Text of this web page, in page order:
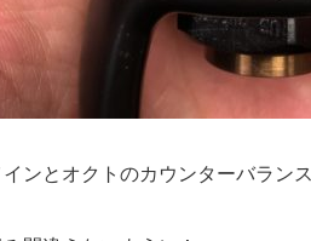
インとオクトのカウンターバラン